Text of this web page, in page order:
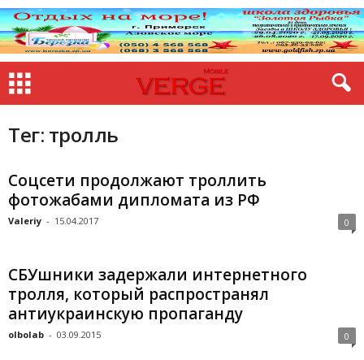
Тег: тролль
Соцсети продолжают троллить
фотожабами дипломата из РФ
Valeriy - 15.04.2017 0
СБУшники задержали интернетного
тролля, который распространял
антиукраинскую пропаганду
olbolab - 03.09.2015 0